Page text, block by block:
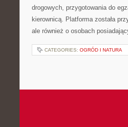
drogowych, przygotowania do
kierownicą. Platforma została
ale również o osobach
CATEGORIES: OGRÓD I NATURA